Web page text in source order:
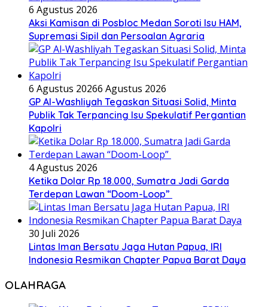
6 Agustus 2026
Aksi Kamisan di Posbloc Medan Soroti Isu HAM,
Supremasi Sipil dan Persoalan Agraria
6 Agustus 20266 Agustus 2026
GP Al-Washliyah Tegaskan Situasi Solid, Minta
Publik Tak Terpancing Isu Spekulatif Pergantian
Kapolri
4 Agustus 2026
Ketika Dolar Rp 18.000, Sumatra Jadi Garda
Terdepan Lawan “Doom-Loop”
30 Juli 2026
Lintas Iman Bersatu Jaga Hutan Papua, IRI
Indonesia Resmikan Chapter Papua Barat Daya
OLAHRAGA